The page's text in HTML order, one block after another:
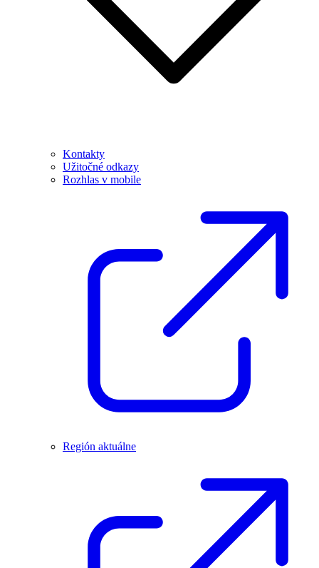
Kontakty
Užitočné odkazy
Rozhlas v mobile
Región aktuálne